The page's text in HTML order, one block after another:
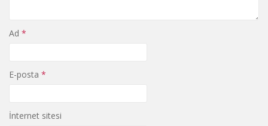
Ad *
E-posta *
İnternet sitesi